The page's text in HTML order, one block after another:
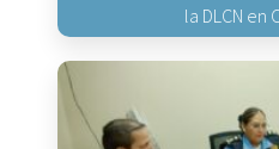
la DLCN en